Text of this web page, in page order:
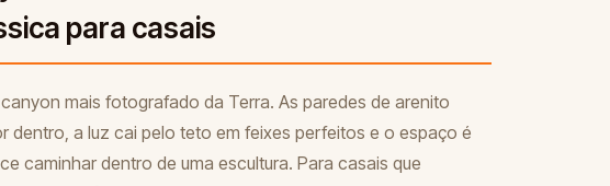
para casais
mais fotografado da Terra. As paredes de arenito
dentro, a luz cai pelo teto em feixes perfeitos e o espaço é
caminhar dentro de uma escultura. Para casais que